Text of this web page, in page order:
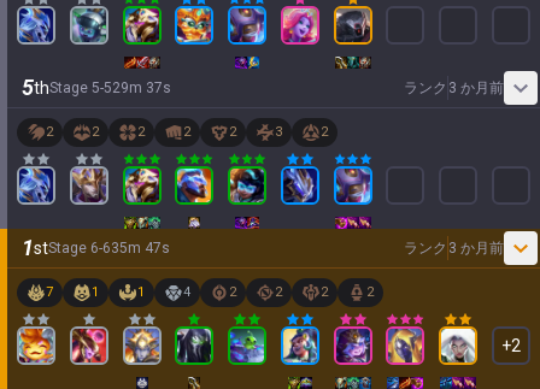
5thStage 5-529m 37s ランク 3 か月前
2 2 2 2 2 3 2
1stStage 6-635m 47s ランク 3 か月前
7 1 1 4 2 2 2 2
+2